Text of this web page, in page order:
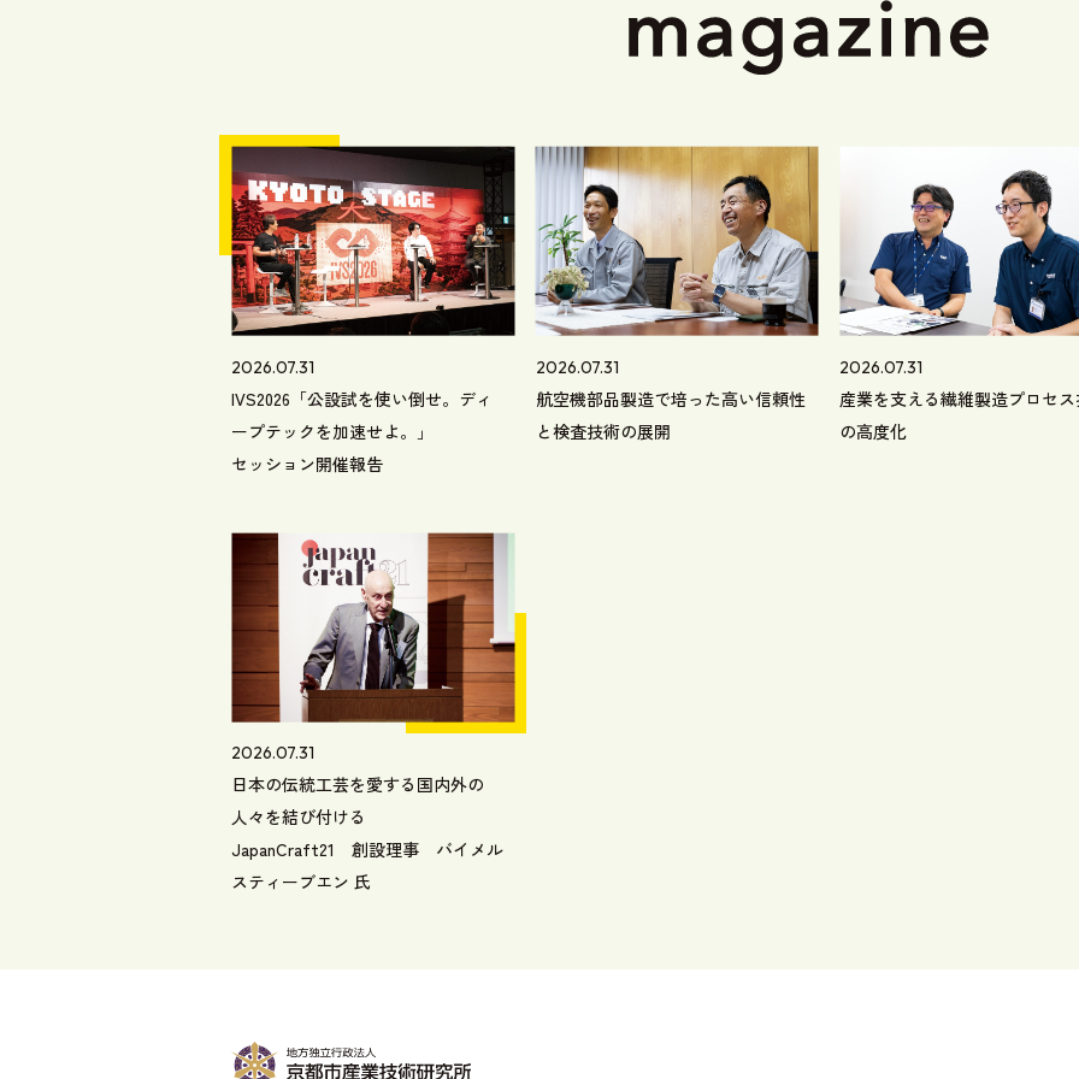
2026.07.31
IVS2026「公設試を使い倒せ。ディ
ープテックを加速せよ。」
セッション開催報告
2026.07.31
航空機部品製造で培った高い信頼性
と検査技術の展開
2026.07.31
産業を支える繊維製造プロセ
の高度化
2026.07.31
日本の伝統工芸を愛する国内外の
人々を結び付ける
JapanCraft21 創設理事 バイメル
スティーブエン 氏